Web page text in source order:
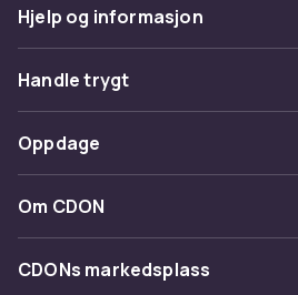
ogballerinaskotil dager du
Kjøp på CDON
Hjelp og informasjon
Vanlige spørsmål
Spor pakke
Angre & returner her
Kontakt oss
Handle trygt
Betaling
Levering
Tilbakekallinger
Oppdage
Kategorier
Varemerker
Om CDON
Om oss
CDONs markedsplass